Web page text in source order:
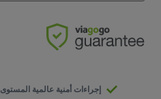
إجراءات أمنية عالمية المستوى